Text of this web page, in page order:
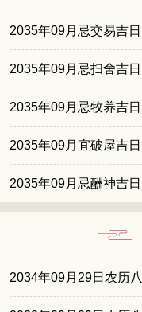
2035年09月忌交易吉日
2035年09月忌扫舍吉日
2035年09月忌牧养吉日
2035年09月宜破屋吉日
2035年09月忌酬神吉日